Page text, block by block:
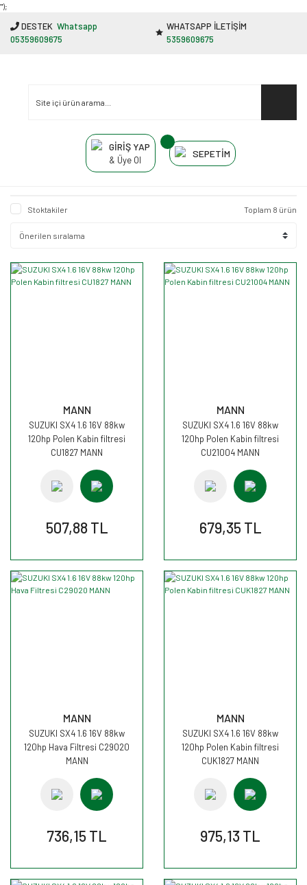
"');
DESTEK Whatsapp
05359609675
WHATSAPP İLETİŞİM
5359609675
GİRİŞ YAP
& Üye Ol
SEPETİM
Stoktakiler Toplam 8 ürün
MANN
SUZUKI SX4 1.6 16V 88kw
120hp Polen Kabin filtresi
CU1827 MANN
507,88 TL
MANN
SUZUKI SX4 1.6 16V 88kw
120hp Polen Kabin filtresi
CU21004 MANN
679,35 TL
MANN
SUZUKI SX4 1.6 16V 88kw
120hp Hava Filtresi C29020
MANN
736,15 TL
MANN
SUZUKI SX4 1.6 16V 88kw
120hp Polen Kabin filtresi
CUK1827 MANN
975,13 TL